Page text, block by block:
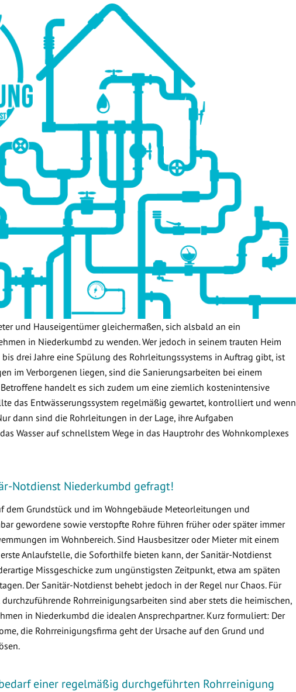
und Hauseigentümer gleichermaßen, sich alsbald an ein
in Niederkumbd zu wenden. Wer jedoch in seinem trauten Heim
drei Jahre eine Spülung des Rohrleitungssystems in Auftrag gibt, ist
im Verborgenen liegen, sind die Sanierungsarbeiten bei einem
handelt es sich zudem um eine ziemlich kostenintensive
das Entwässerungssystem regelmäßig gewartet, kontrolliert und wenn
dann sind die Rohrleitungen in der Lage, ihre Aufgaben
Wasser auf schnellstem Wege in das Hauptrohr des Wohnkomplexes
Notdienst Niederkumbd gefragt!
dem Grundstück und im Wohngebäude Meteorleitungen und
gewordene sowie verstopfte Rohre führen früher oder später immer
im Wohnbereich. Sind Hausbesitzer oder Mieter mit einem
Anlaufstelle, die Soforthilfe bieten kann, der Sanitär-Notdienst
Missgeschicke zum ungünstigsten Zeitpunkt, etwa am späten
Der Sanitär-Notdienst behebt jedoch in der Regel nur Chaos. Für
Rohrreinigungsarbeiten sind aber stets die heimischen,
in Niederkumbd die idealen Ansprechpartner. Kurz formuliert: Der
die Rohrreinigungsfirma geht der Ursache auf den Grund und
einer regelmäßig durchgeführten Rohrreinigung